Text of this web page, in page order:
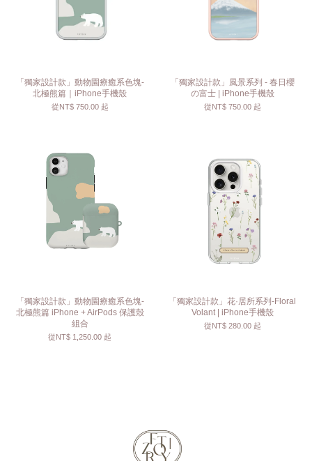
「獨家設計款」動物園療癒系色塊-
北極熊篇｜iPhone手機殼
從NT$ 750.00 起
「獨家設計款」風景系列 - 春日櫻
の富士 | iPhone手機殼
從NT$ 750.00 起
「獨家設計款」動物園療癒系色塊-
北極熊篇 iPhone + AirPods 保護殼
組合
從NT$ 1,250.00 起
「獨家設計款」花·居所系列-Floral
Volant | iPhone手機殼
從NT$ 280.00 起